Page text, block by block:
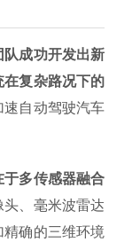
队成功开发出新
在复杂路况下的
速自动驾驶汽车
于多传感器融合
、毫米波雷达
确的三维环境